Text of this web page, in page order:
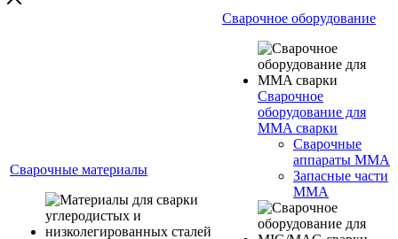
Сварочные материалы
Сварочное оборудование
Сварочное
оборудование для
MMA сварки
Сварочные
аппараты MMA
Запасные части
MMA